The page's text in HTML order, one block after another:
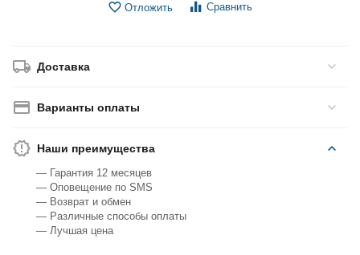
Отложить Сравнить
Доставка
Варианты оплаты
Наши преимущества
— Гарантия 12 месяцев
— Оповещение по SMS
— Возврат и обмен
— Различные способы оплаты
— Лучшая цена